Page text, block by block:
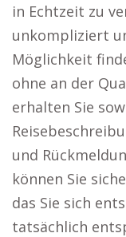
in Echtzeit zu
unkompliziert
Möglichkeit
ohne an der
erhalten Sie
und
können Sie
das Sie sich
tatsächlich